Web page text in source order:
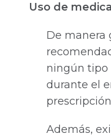
Uso de
De manera
ningún tipo
durante el
Además,